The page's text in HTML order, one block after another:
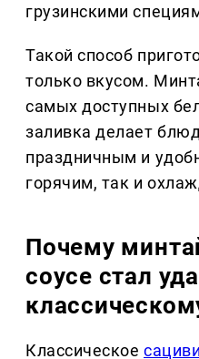
грузинскими
Такой способ
только вкусом.
самых доступных
заливка делает
праздничным и
горячим, так и
Почему
соусе стал
Классическоесациви